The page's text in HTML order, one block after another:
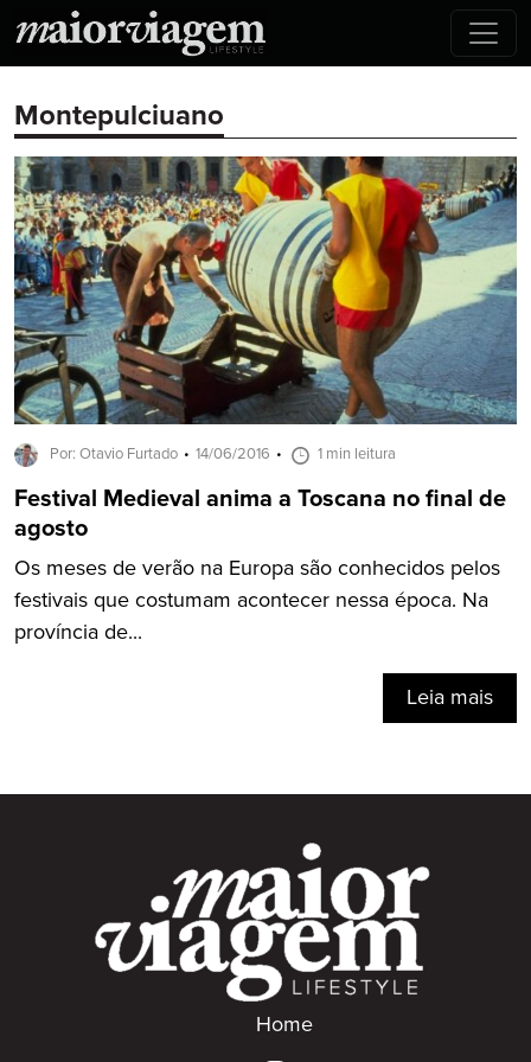
Montepulciuano
Por: Otavio Furtado 14/06/2016 1 min leitura
Festival Medieval anima a Toscana no final de
agosto
Os meses de verão na Europa são conhecidos pelos
festivais que costumam acontecer nessa época. Na
província de...
Leia mais
Home